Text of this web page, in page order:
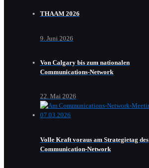
THAAM 2026
9. Juni 2026
Von Calgary bis zum nationalen
Communications-Network
22. Mai 2026
Volle Kraft voraus am Strategietag des
Communication-Network